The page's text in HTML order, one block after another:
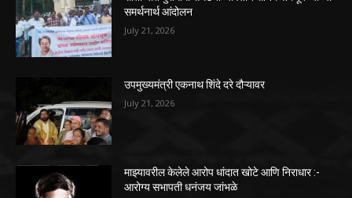
समर्थनार्थ आंदोलन
July 21, 2026
उपमुख्यमंत्री एकनाथ शिंदे दरे दौऱ्यावर
July 21, 2026
माझ्यावरील केलेले आरोप धांदात खोटे आणि निराधार :-
आरोग्य सभापती धनंजय जांभळे